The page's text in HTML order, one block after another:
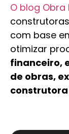
O blog Obra
com base
otimizar
financeiro,
de obras,